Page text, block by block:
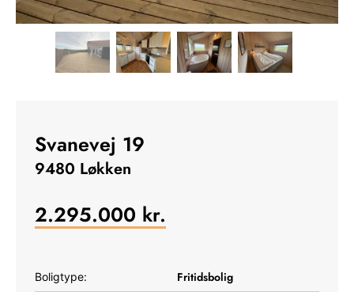
Svanevej 19
9480 Løkken
2.295.000 kr.
Boligtype: Fritidsbolig